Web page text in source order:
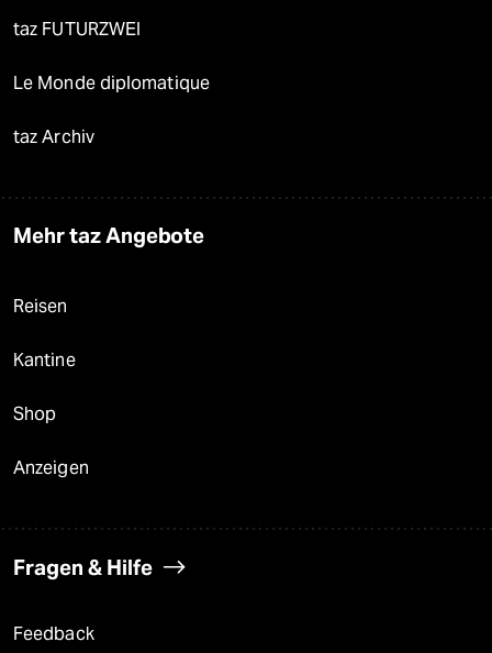
taz FUTURZWEI
Le Monde diplomatique
taz Archiv
Mehr taz Angebote
Reisen
Kantine
Shop
Anzeigen
Fragen & Hilfe
Feedback